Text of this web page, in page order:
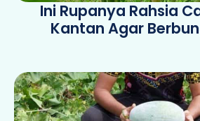
Ini Rupanya Rahsia
Kantan Agar